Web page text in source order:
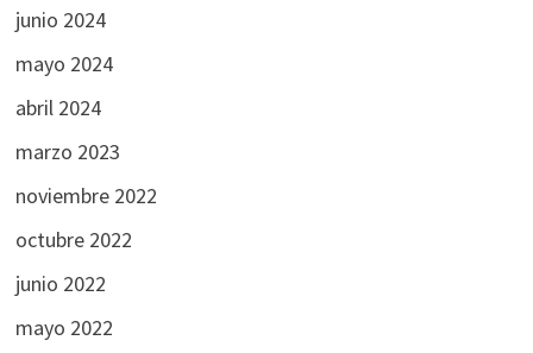
junio 2024
mayo 2024
abril 2024
marzo 2023
noviembre 2022
octubre 2022
junio 2022
mayo 2022